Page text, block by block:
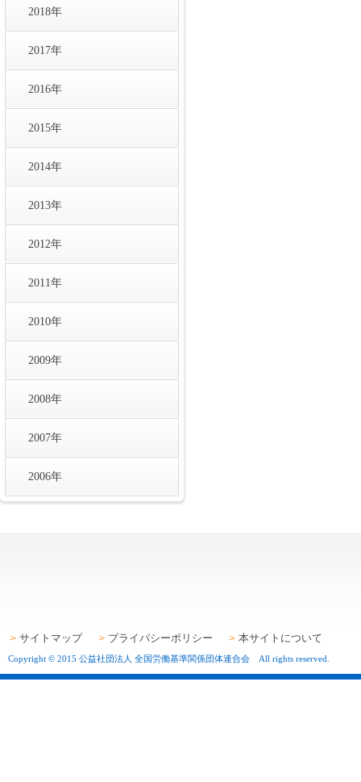
2018年
2017年
2016年
2015年
2014年
2013年
2012年
2011年
2010年
2009年
2008年
2007年
2006年
サイトマップ プライバシーポリシー 本サイトについて
Copyright © 2015 公益社団法人 全国労働基準関係団体連合会 All rights reserved.